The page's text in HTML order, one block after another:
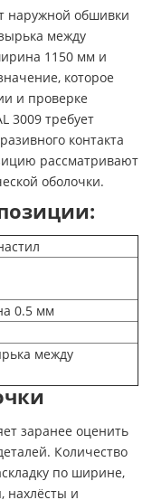
наружной обшивки
между
1150 мм и
которое
и проверке
3009 требует
контакта
рассматривают
оболочки.
0.5 мм
между
заранее оценить
Количество
по ширине,
нахлёсты и